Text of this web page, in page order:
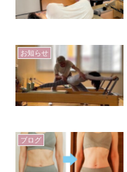
お知らせ
ブログ